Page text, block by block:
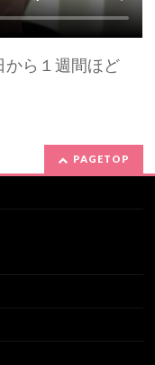
から１週間ほど
PAGETOP